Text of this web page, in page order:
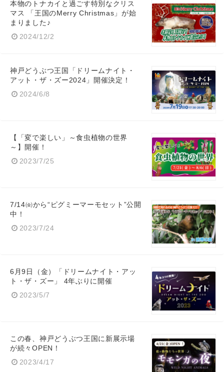
本物のトナカイと過ごす特別なクリス
マス 「王国のMerry Christmas」が始
まりました♪
2024/12/2
神戸どうぶつ王国「ドリームナイト・
アット・ザ・ズー2024」開催決定！
2024/6/8
【「変で楽しい」～食虫植物の世界
～】開催！
2023/7/25
7/14㈮から“ピグミーマーモセット”公開
中！
2023/7/24
6月9日（金）「ドリームナイト・アッ
ト・ザ・ズー」 4年ぶりに開催
2023/5/7
この春、神戸どうぶつ王国に新展示場
が続々OPEN！
2023/4/17